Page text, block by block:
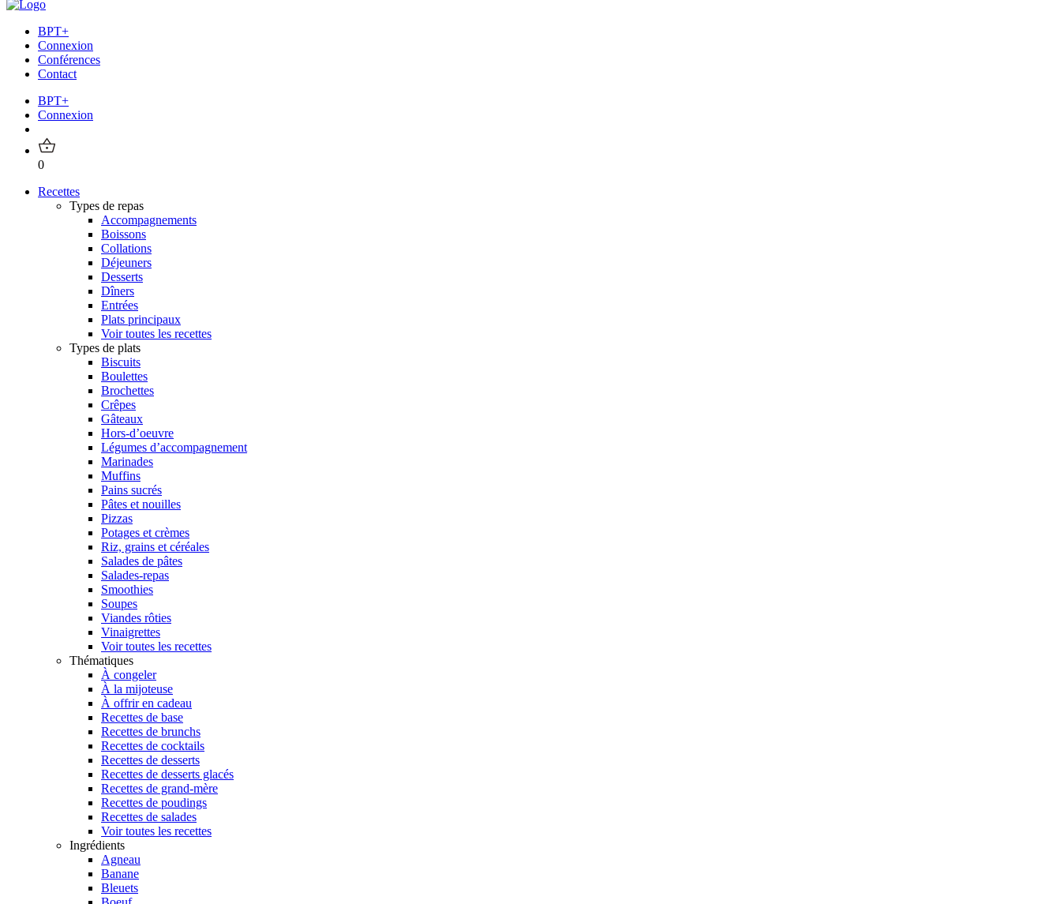
BPT+
Connexion
Conférences
Contact
BPT+
Connexion
0
Recettes
Types de repas
Accompagnements
Boissons
Collations
Déjeuners
Desserts
Dîners
Entrées
Plats principaux
Voir toutes les recettes
Types de plats
Biscuits
Boulettes
Brochettes
Crêpes
Gâteaux
Hors-d’oeuvre
Légumes d’accompagnement
Marinades
Muffins
Pains sucrés
Pâtes et nouilles
Pizzas
Potages et crèmes
Riz, grains et céréales
Salades de pâtes
Salades-repas
Smoothies
Soupes
Viandes rôties
Vinaigrettes
Voir toutes les recettes
Thématiques
À congeler
À la mijoteuse
À offrir en cadeau
Recettes de base
Recettes de brunchs
Recettes de cocktails
Recettes de desserts
Recettes de desserts glacés
Recettes de grand-mère
Recettes de poudings
Recettes de salades
Voir toutes les recettes
Ingrédients
Agneau
Banane
Bleuets